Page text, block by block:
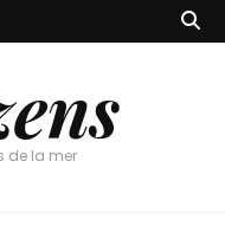
de la mer